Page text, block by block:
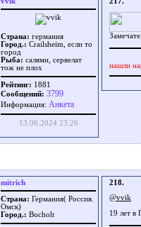
Страна: германия
Город.: Crailsheim, если то
город
Рыба: салями, сервелат
тож не плох
Рейтинг: 1881
Сообщений: 3799
Информация: Aнкета
13.06.2024 23:26
нашли
mitrich
Страна: Германия( Россия.
Омск)
Город.: Bocholt
218.
@vvik
19 лет в